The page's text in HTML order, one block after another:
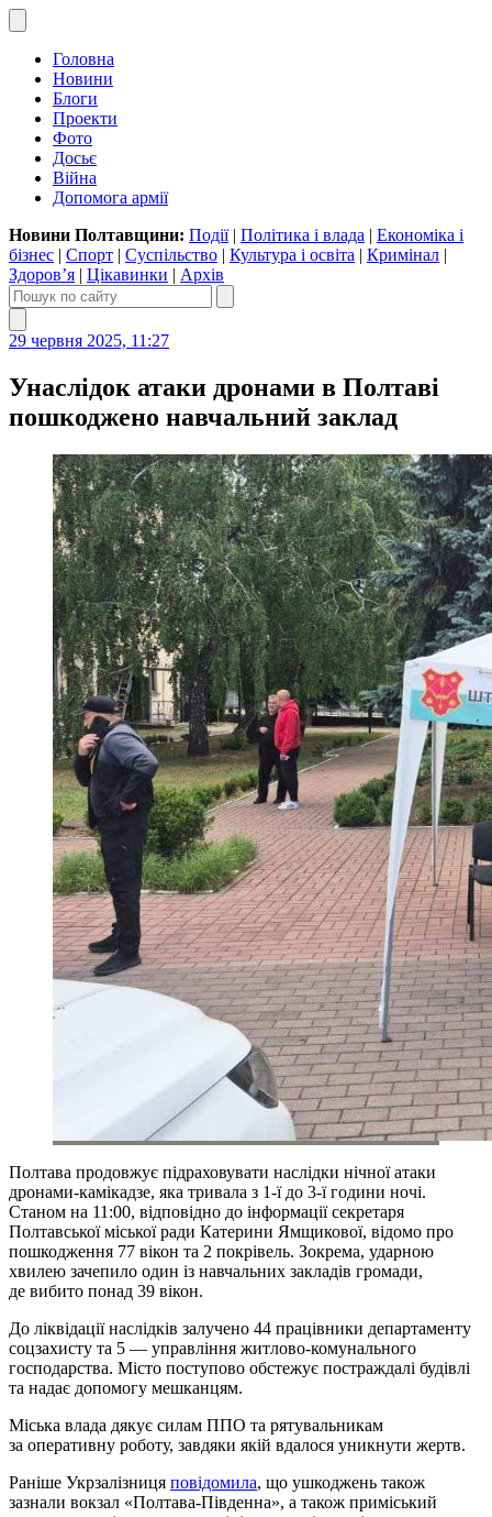
Головна
Новини
Блоги
Проекти
Фото
Досьє
Війна
Допомога армії
Новини Полтавщини: Події| Політика і влада | Економіка і
бізнес | Спорт | Суспільство | Культура і освіта | Кримінал |
Здоров’я | Цікавинки | Архів
29 червня 2025, 11:27
Унаслідок атаки дронами в Полтаві
пошкоджено навчальний заклад
Полтава продовжує підраховувати наслідки нічної атаки
дронами-камікадзе, яка тривала з 1-ї до 3-ї години ночі.
Станом на 11:00, відповідно до інформації секретаря
Полтавської міської ради Катерини Ямщикової, відомо про
пошкодження 77 вікон та 2 покрівель. Зокрема, ударною
хвилею зачепило один із навчальних закладів громади,
де вибито понад 39 вікон.
До ліквідації наслідків залучено 44 працівники департаменту
соцзахисту та 5 — управління житлово-комунального
господарства. Місто поступово обстежує постраждалі будівлі
та надає допомогу мешканцям.
Міська влада дякує силам ППО та рятувальникам
за оперативну роботу, завдяки якій вдалося уникнути жертв.
Раніше Укрзалізниця повідомила, що ушкоджень також
зазнали вокзал «Полтава-Південна», а також приміський